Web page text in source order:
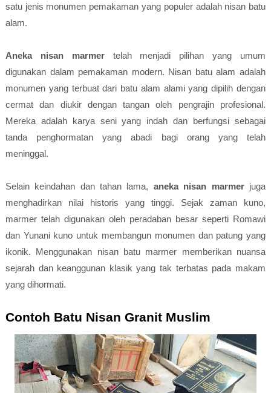
satu jenis monumen pemakaman yang populer adalah nisan batu
alam.
Aneka nisan marmertelah menjadi pilihan yang umum
digunakan dalam pemakaman modern. Nisan batu alam adalah
monumen yang terbuat dari batu alam alami yang dipilih dengan
cermat dan diukir dengan tangan oleh pengrajin profesional.
Mereka adalah karya seni yang indah dan berfungsi sebagai
tanda penghormatan yang abadi bagi orang yang telah
meninggal.
Selain keindahan dan tahan lama, aneka nisan marmerjuga
menghadirkan nilai historis yang tinggi. Sejak zaman kuno,
marmer telah digunakan oleh peradaban besar seperti Romawi
dan Yunani kuno untuk membangun monumen dan patung yang
ikonik. Menggunakan nisan batu marmer memberikan nuansa
sejarah dan keanggunan klasik yang tak terbatas pada makam
yang dihormati.
Contoh Batu Nisan Granit Muslim